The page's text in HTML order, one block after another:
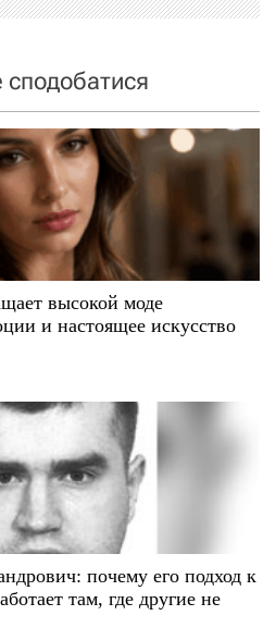
высокой моде
и настоящее искусство
почему его подход к
там, где другие не